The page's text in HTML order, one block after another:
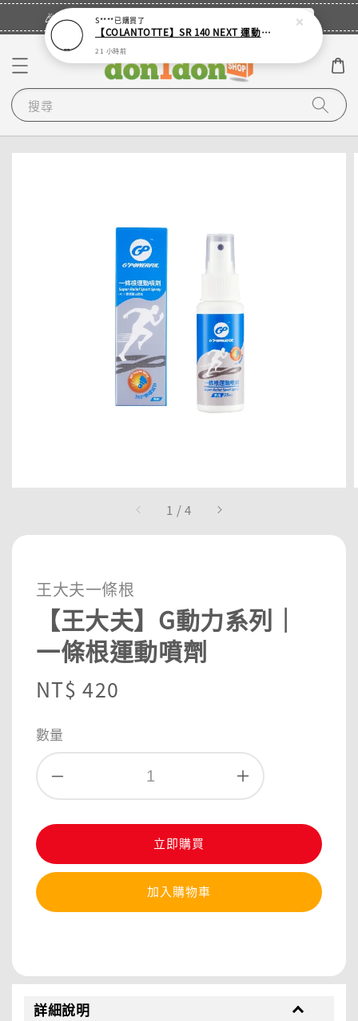
🎉登入會員・領取您的專屬折扣券！ 立即登入
搜尋
1 /4
王大夫一條根
【王大夫】G動力系列｜
一條根運動噴劑
Regular
NT$ 420
數量
立即購買
加入購物車
詳細說明
S****已購買了
【COLANTOTTE】SR 140 NEXT 運動機能磁石項圈
21 小時前